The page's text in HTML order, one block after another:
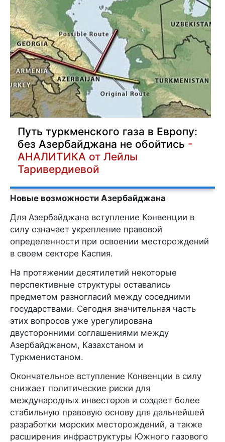
Путь туркменского газа в Европу:
без Азербайджана не обойтись -
АНАЛИТИКА от Лейлы
Таривердиевой
Новые возможности Азербайджана
Для Азербайджана вступление Конвенции в
силу означает укрепление правовой
определенности при освоении месторождений
в своем секторе Каспия.
На протяжении десятилетий некоторые
перспективные структуры оставались
предметом разногласий между соседними
государствами. Сегодня значительная часть
этих вопросов уже урегулирована
двусторонними соглашениями между
Азербайджаном, Казахстаном и
Туркменистаном.
Окончательное вступление Конвенции в силу
снижает политические риски для
международных инвесторов и создает более
стабильную правовую основу для дальнейшей
разработки морских месторождений, а также
расширения инфраструктуры Южного газового